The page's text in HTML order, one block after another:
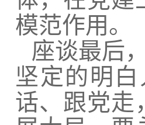
模范作用。
座谈最后
坚定的明
话、跟党走